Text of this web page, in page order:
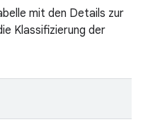
mit den Details zur
Klassifizierung der